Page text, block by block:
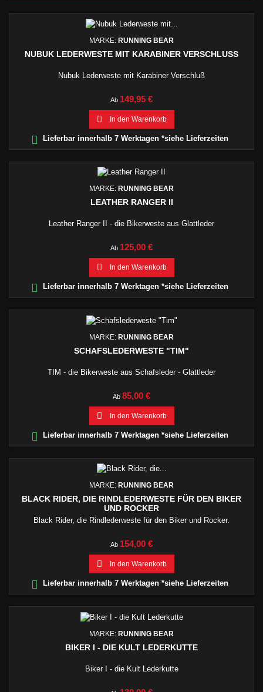
MARKE: RUNNING BEAR
NUBUK LEDERWESTE MIT KARABINER VERSCHLUSS
Nubuk Lederweste mit Karabiner Verschluß
Ab Preis
149,95 €
 In den Warenkorb
 Lieferbar innerhalb 7 Werktagen *siehe Lieferzeiten
MARKE: RUNNING BEAR
LEATHER RANGER II
Leather Ranger II - die Bikerweste aus Glattleder
Ab Preis
125,00 €
 In den Warenkorb
 Lieferbar innerhalb 7 Werktagen *siehe Lieferzeiten
MARKE: RUNNING BEAR
SCHAFSLEDERWESTE "TIM"
TIM - die Bikerweste aus Schafsleder - Glattleder
Ab Preis
85,00 €
 In den Warenkorb
 Lieferbar innerhalb 7 Werktagen *siehe Lieferzeiten
MARKE: RUNNING BEAR
BLACK RIDER, DIE RINDLEDERWESTE FÜR DEN BIKER
UND ROCKER
Black Rider, die Rindlederweste für den Biker und Rocker.
Ab Preis
154,00 €
 In den Warenkorb
 Lieferbar innerhalb 7 Werktagen *siehe Lieferzeiten
MARKE: RUNNING BEAR
BIKER I - DIE KULT LEDERKUTTE
Biker I - die Kult Lederkutte